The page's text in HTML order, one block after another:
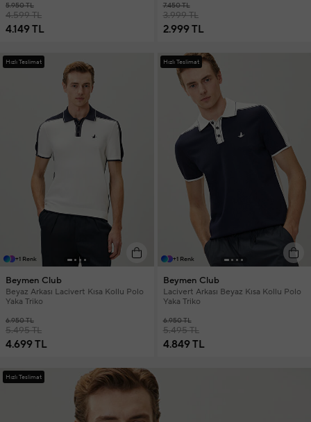
5.950 TL
4.599 TL
4.149 TL
7.450 TL
3.999 TL
2.999 TL
Hızlı Teslimat
+1 Renk
Beymen Club
Beyaz Arkası Lacivert Kısa Kollu Polo
Yaka Triko
6.950 TL
5.495 TL
4.699 TL
Hızlı Teslimat
+1 Renk
Beymen Club
Lacivert Arkası Beyaz Kısa Kollu Polo
Yaka Triko
6.950 TL
5.495 TL
4.849 TL
Hızlı Teslimat